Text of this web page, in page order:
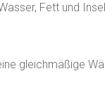
Fett und
gleichmäßige